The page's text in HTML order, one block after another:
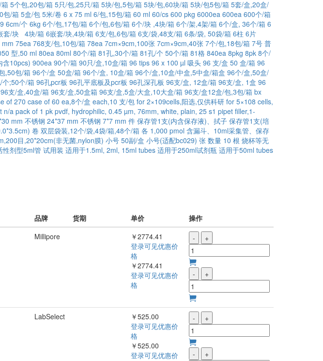
5个包,20包/箱 5只/包,25只/箱 5块/包,5包/箱 5块/包,60块/箱 5块/包5包/箱 5套/盒,20盒/
包/箱 5盒/包 5米/卷 6 x 75 ml 6/包,15包/箱 60 ml 60/cs 600 pkg 6000ea 600ea 600个/箱
6cm/个 6kg 6个/包,17包/箱 6个/包,6包/箱 6个/块 ,4块/箱 6个/架,4架/箱 6个/盒, 36个/箱 6
套/块 4块/箱 6嵌套/块,4块/箱 6支/包,6包/箱 6支/袋,48支/箱 6条/袋, 50袋/箱 6柱 6片
75ea 768支/包,10包/箱 78ea 7cm×9cm,100张 7cm×9cm,40张 7个/包,18包/箱 7号 普
型,50 ml 80ea 80ml 80个/箱 81孔,30个/箱 81孔/个 50个/箱 81格 840ea 8pkg 8pk 8个/
含10pcs) 900ea 90个/箱 90只/盒,10盒/箱 96 tips 96 x 100 µl 吸头 96 支/盒 50 盒/箱 96
,50包/箱96个/盒 50盒/箱 96个/盒, 10盒/箱 96个/盒,10盒/中盒,5中盒/箱盒 96个/盒,50盒/
个;50个/箱96孔pcr板 96孔平底板及pcr板 96孔深孔板 96支/盒, 12盒/箱 96支/盒, 1盒 96
96支/盒,40盒/箱 96支/盒,50盒箱 96支/盒,5盒/大盒,10大盒/箱 96支/盒12盒/包,3包/箱 bx
of 270 case of 60 ea,8个/盒 each,10 支/包 for 2×109cells,阳选,仅供科研 for 5×108 cells,
n/a pack of 1 pk pvdf, hydrophilic, 0.45 µm, 76mm, white, plain, 25 s1 pipet filler,1-
mm 不锈钢 24*37 mm 不锈钢 7*7 mm 件 保存管1支(内含保存液)、拭子 保存管1支(培
卷 双层袋装,12个/袋,4袋/箱,48个/箱 各 1,000 pmol 含漏斗、10ml采集管、保存
目,20*20cm(非无菌,nylon膜) 小号 50副/盒 小号(适配bc029) 张 数量 10 根 烧杯等无
性剂型5ml管 试用装 适用于1.5ml, 2ml, 15ml tubes 适用于250ml试剂瓶 适用于50ml tubes
品牌 货期 单价 操作
Millipore
￥2774.41
登录可见优惠价
格
￥2774.41
登录可见优惠价
格
- +
- +
LabSelect
￥525.00
登录可见优惠价
格
￥525.00
登录可见优惠价
- +
- +